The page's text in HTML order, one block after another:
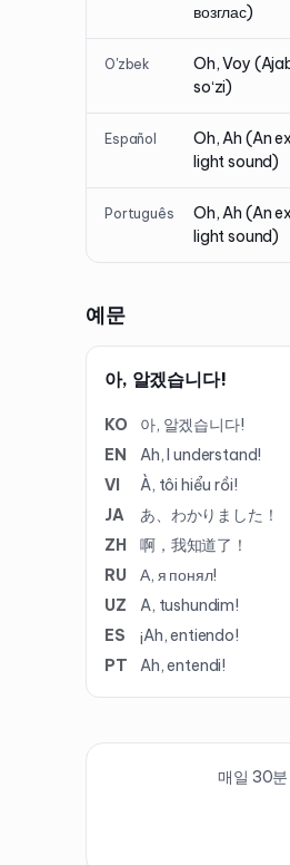
возглас)
O'zbek
Oh, Voy
soʻzi)
Español
Oh, Ah (An
light sound)
Português
Oh, Ah (An
light sound)
예문
아, 알겠습니다!
KO
아, 알겠습니다!
EN
Ah, I understand!
VI
À, tôi hiểu rồi!
JA
あ、わかりました！
ZH
啊，我知道了！
RU
А, я понял!
UZ
A, tushundim!
ES
¡Ah, entiendo!
PT
Ah, entendi!
매일 30분